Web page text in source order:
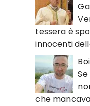
tessera è
innocenti
che